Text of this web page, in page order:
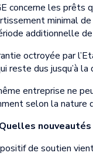
concerne les prêts
minimal
additionnelle
octroyée par
reste dus jusqu’à
entreprise ne
selon la nature
Quelles nouveautés
de soutien